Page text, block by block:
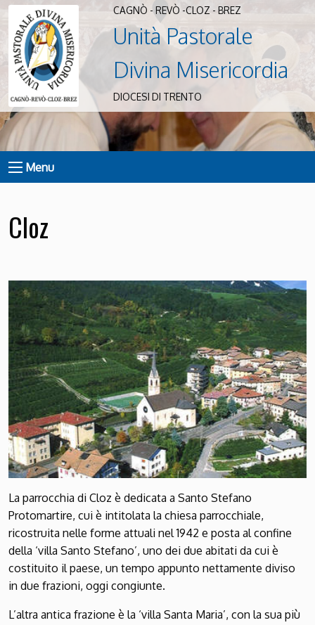
CAGNÒ - REVÒ -CLOZ - BREZ
Unità Pastorale
Divina Misericordia
DIOCESI DI TRENTO
Menu
Cloz
La parrocchia di Cloz è dedicata a Santo Stefano
Protomartire, cui è intitolata la chiesa parrocchiale,
ricostruita nelle forme attuali nel 1942 e posta al confine
della ‘villa Santo Stefano’, uno dei due abitati da cui è
costituito il paese, un tempo appunto nettamente diviso
in due frazioni, oggi congiunte.
L’altra antica frazione è la ‘villa Santa Maria’, con la sua più